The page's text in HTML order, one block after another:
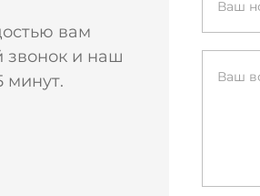
вам
звонок и наш
минут.